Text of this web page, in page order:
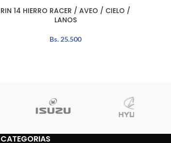
AÑADIR AL CARRITO
RIN 14 HIERRO RACER / AVEO / CIELO /
LANOS
Bs. 25.500
CATEGORIAS